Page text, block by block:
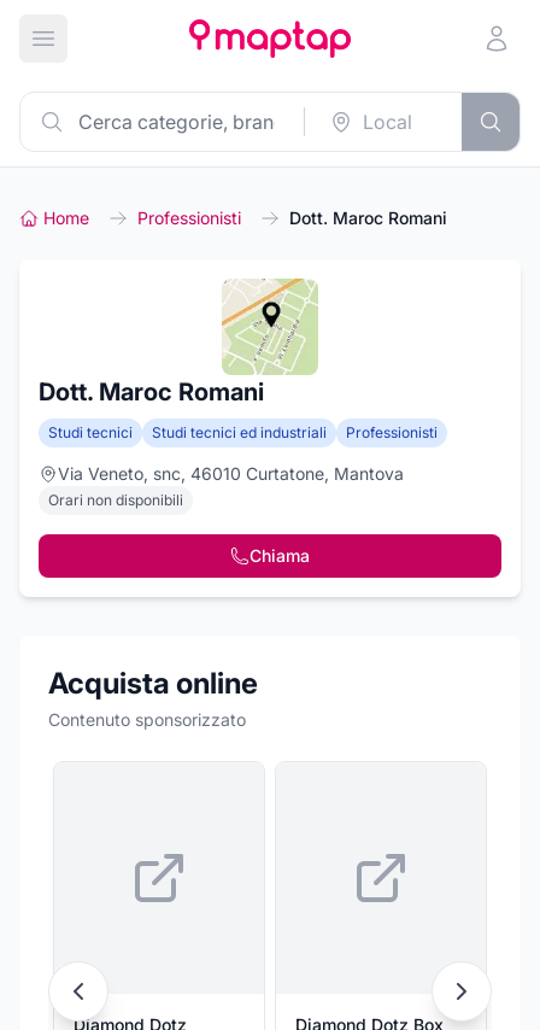
Apri menu principale
Home Professionisti Dott. Maroc Romani
Dott. Maroc Romani
Studi tecnici Studi tecnici ed industriali Professionisti
Via Veneto, snc, 46010 Curtatone, Mantova
Orari non disponibili
Chiama
Acquista online
Contenuto sponsorizzato
Diamond Dotz
Diamond Dotz Box